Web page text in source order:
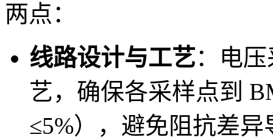
两点：
线路设计与工艺：电
艺，确保各采样点到
≤5%），避免阻抗差